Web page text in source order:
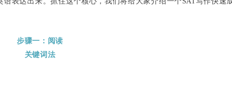
步骤一：阅读
关键词法